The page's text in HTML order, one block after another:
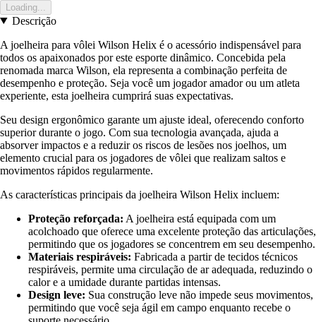
Loading...
Descrição
A joelheira para vôlei Wilson Helix é o acessório indispensável para
todos os apaixonados por este esporte dinâmico. Concebida pela
renomada marca Wilson, ela representa a combinação perfeita de
desempenho e proteção. Seja você um jogador amador ou um atleta
experiente, esta joelheira cumprirá suas expectativas.
Seu design ergonômico garante um ajuste ideal, oferecendo conforto
superior durante o jogo. Com sua tecnologia avançada, ajuda a
absorver impactos e a reduzir os riscos de lesões nos joelhos, um
elemento crucial para os jogadores de vôlei que realizam saltos e
movimentos rápidos regularmente.
As características principais da joelheira Wilson Helix incluem:
Proteção reforçada: A joelheira está equipada com um
acolchoado que oferece uma excelente proteção das articulações,
permitindo que os jogadores se concentrem em seu desempenho.
Materiais respiráveis: Fabricada a partir de tecidos técnicos
respiráveis, permite uma circulação de ar adequada, reduzindo o
calor e a umidade durante partidas intensas.
Design leve: Sua construção leve não impede seus movimentos,
permitindo que você seja ágil em campo enquanto recebe o